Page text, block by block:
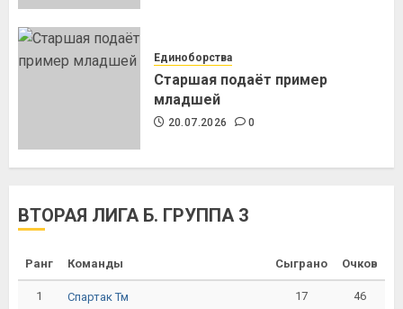
Единоборства
Старшая подаёт пример
младшей
20.07.2026 0
ВТОРАЯ ЛИГА Б. ГРУППА 3
Ранг Команды Сыграно Очков
1 Спартак Тм 17 46